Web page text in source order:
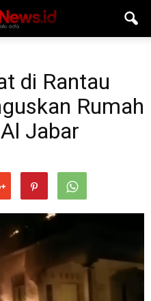
di Rantau
Rumah
Jabar